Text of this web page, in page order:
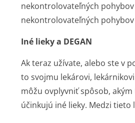
nekontrolovateľných pohybov
nekontrolovateľných
Iné lieky a DEGAN
Ak teraz užívate, alebo ste v
to svojmu lekárovi,
môžu ovplyvniť spôsob, akým
účinkujú iné lieky. Medzi tieto